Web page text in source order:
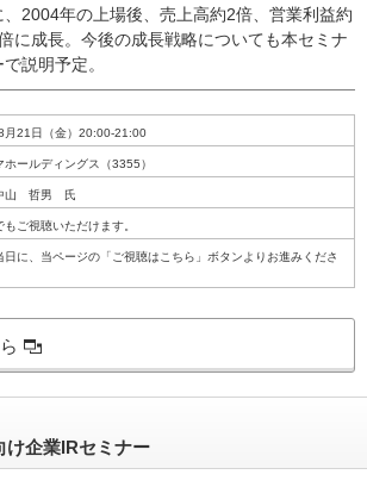
、2004年の上場後、売上高約2倍、営業利益約
に成長。今後の成長戦略についても本セミナ
で説明予定。
月21日（金）20:00-21:00
ホールディングス（3355）
山 哲男 氏
もご視聴いただけます。
日に、当ページの「ご視聴はこちら」ボタンよりお進みくださ
け企業IRセミナー